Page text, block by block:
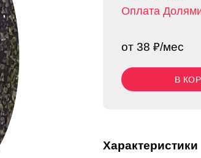
Оплата
от 38 ₽/мес
В
Характеристики